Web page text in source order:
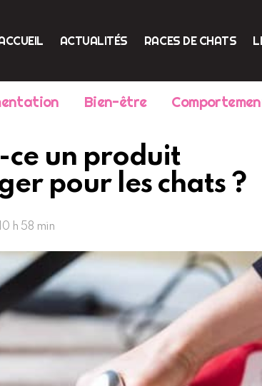
ACTUALITÉS RACES DE CHATS
Bien-être
ce un produit
pour les chats ?
h 58 min